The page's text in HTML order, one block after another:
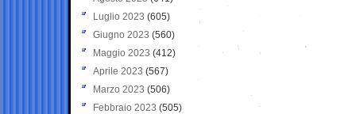
Luglio 2023 (605)
Giugno 2023 (560)
Maggio 2023 (412)
Aprile 2023 (567)
Marzo 2023 (506)
Febbraio 2023 (505)